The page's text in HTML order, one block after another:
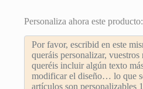
Personaliza ahora este producto: